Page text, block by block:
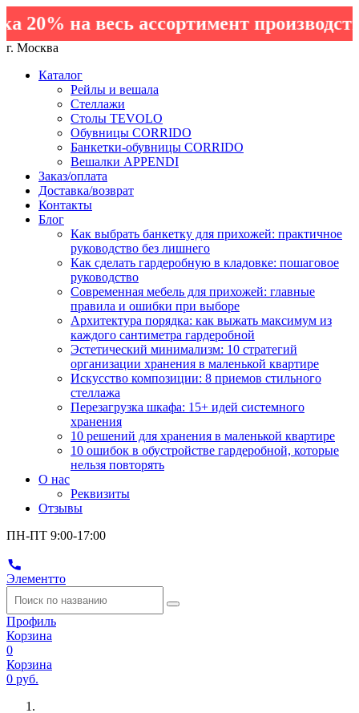
на весь ассортимент
г. Москва
Каталог
Рейлы и вешала
Стеллажи
Столы TEVOLO
Обувницы CORRIDO
Банкетки-обувницы CORRIDO
Вешалки APPENDI
Заказ/оплата
Доставка/возврат
Контакты
Блог
Как выбрать банкетку для прихожей: практичное
руководство без лишнего
Как сделать гардеробную в кладовке: пошаговое
руководство
Современная мебель для прихожей: главные
правила и ошибки при выборе
Архитектура порядка: как выжать максимум из
каждого сантиметра гардеробной
Эстетический минимализм: 10 стратегий
организации хранения в маленькой квартире
Искусство композиции: 8 приемов стильного
стеллажа
Перезагрузка шкафа: 15+ идей системного
хранения
10 решений для хранения в маленькой квартире
10 ошибок в обустройстве гардеробной, которые
нельзя повторять
О нас
Реквизиты
Отзывы
ПН-ПТ 9:00-17:00
Элементто
Профиль
Корзина
0
Корзина
0 руб.